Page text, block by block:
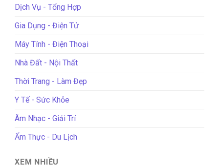
Dịch Vụ - Tổng Hợp
Gia Dụng - Điện Tử
Máy Tính - Điện Thoại
Nhà Đất - Nội Thất
Thời Trang - Làm Đẹp
Y Tế - Sức Khỏe
Âm Nhạc - Giải Trí
Ẩm Thực - Du Lịch
XEM NHIỀU